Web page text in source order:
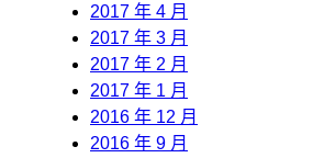
2017 年 4 月
2017 年 3 月
2017 年 2 月
2017 年 1 月
2016 年 12 月
2016 年 9 月